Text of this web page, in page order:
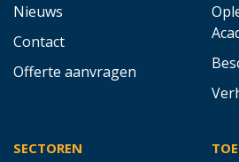
Nieuws
Contact
Offerte aanvragen
SECTOREN